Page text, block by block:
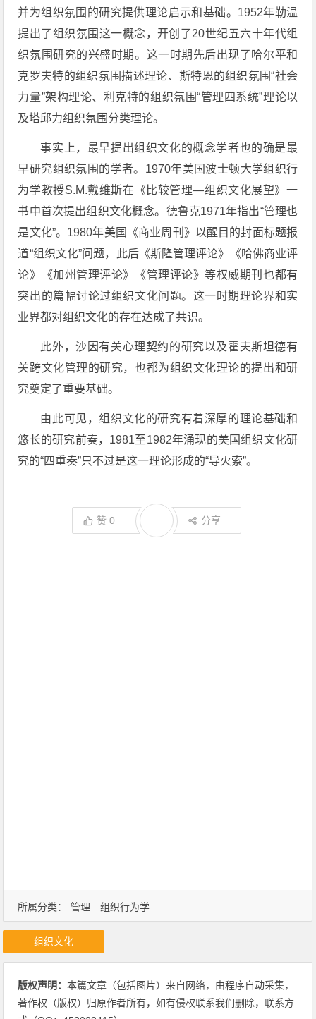
并为组织氛围的研究提供理论启示和基础。1952年勒温
提出了组织氛围这一概念，开创了20世纪五六十年代组
织氛围研究的兴盛时期。这一时期先后出现了哈尔平和
克罗夫特的组织氛围描述理论、斯特恩的组织氛围“社会
力量”架构理论、利克特的组织氛围“管理四系统”理论以
及塔邱力组织氛围分类理论。
事实上，最早提出组织文化的概念学者也的确是最
早研究组织氛围的学者。1970年美国波士顿大学组织行
为学教授S.M.戴维斯在《比较管理—组织文化展望》一
书中首次提出组织文化概念。德鲁克1971年指出“管理也
是文化”。1980年美国《商业周刊》以醒目的封面标题报
道“组织文化”问题，此后《斯隆管理评论》《哈佛商业评
论》《加州管理评论》《管理评论》等权威期刊也都有
突出的篇幅讨论过组织文化问题。这一时期理论界和实
业界都对组织文化的存在达成了共识。
此外，沙因有关心理契约的研究以及霍夫斯坦德有
关跨文化管理的研究，也都为组织文化理论的提出和研
究奠定了重要基础。
由此可见，组织文化的研究有着深厚的理论基础和
悠长的研究前奏，1981至1982年涌现的美国组织文化研
究的“四重奏”只不过是这一理论形成的“导火索”。
赞0 分享
所属分类： 管理 组织行为学
组织文化
版权声明：本篇文章（包括图片）来自网络，由程序自动采集，
著作权（版权）归原作者所有，如有侵权联系我们删除，联系方